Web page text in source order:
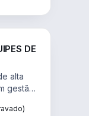
DE
alta
gestão